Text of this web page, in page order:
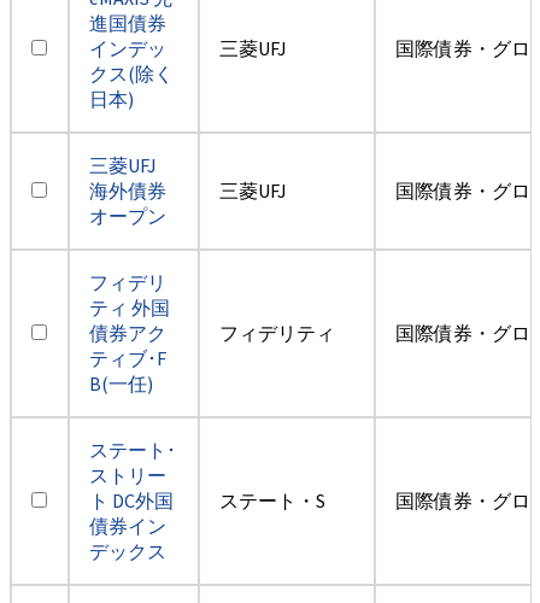
進国債券
インデッ
クス(除く
日本)
三菱UFJ 国際債券・グロ
三菱UFJ
海外債券
オープン
三菱UFJ 国際債券・グロ
フィデリ
ティ 外国
債券アク
ティブ･F
B(一任)
フィデリティ 国際債券・グロ
ステート･
ストリー
ト DC外国
債券イン
デックス
ステート・S 国際債券・グロ